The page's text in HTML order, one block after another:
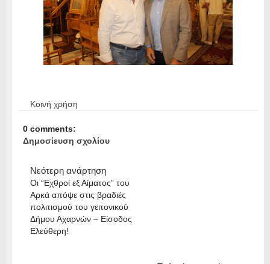
Κοινή χρήση
0 comments:
Δημοσίευση σχολίου
Νεότερη ανάρτηση
Οι “Εχθροί εξ Αίματος” του
Αρκά απόψε στις βραδιές
πολιτισμού του γειτονικού
Δήμου Αχαρνών – Είσοδος
Ελεύθερη!